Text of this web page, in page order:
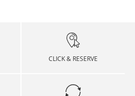
CLICK & RESERVE